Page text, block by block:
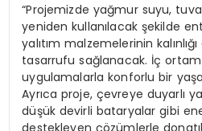
“Projemizde yağmur suyu,
yeniden kullanılacak şekilde
yalıtım malzemelerinin
tasarrufu sağlanacak. İç
uygulamalarla konforlu bir
Ayrıca proje, çevreye duyarlı
düşük devirli bataryalar gibi
destekleyen çözümlerle